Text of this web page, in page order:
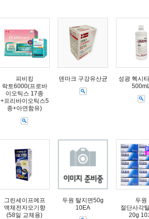
피비킹
락토6000(프로바
이오틱스 17종
+프리바이오틱스5
종+아연함유)
덴마크 구강유산균
성광 헥시
그린세이프에프
액체전자모기향
(58일 교체용)
두원 탈지면50g
10EA
두원
절단사각
20g 10